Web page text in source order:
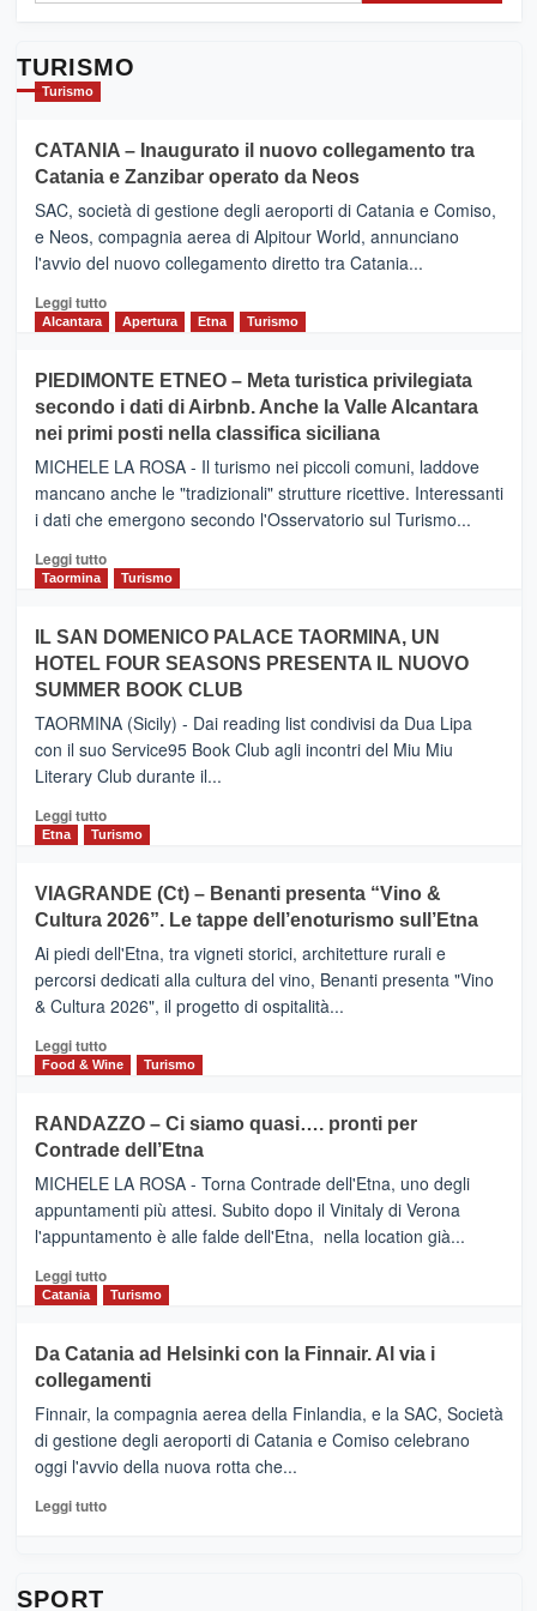
TURISMO
Turismo
CATANIA – Inaugurato il nuovo collegamento tra
Catania e Zanzibar operato da Neos
SAC, società di gestione degli aeroporti di Catania e Comiso,
e Neos, compagnia aerea di Alpitour World, annunciano
l'avvio del nuovo collegamento diretto tra Catania...
Leggi tuttoLeggi
CATANIA
–
Inaugurato
il
nuovo
collegamento
tra
e
Zanzibar
da
Neos
Alcantara Apertura Etna Turismo
PIEDIMONTE ETNEO – Meta turistica privilegiata
secondo i dati di Airbnb. Anche la Valle Alcantara
nei primi posti nella classifica siciliana
MICHELE LA ROSA - Il turismo nei piccoli comuni, laddove
mancano anche le "tradizionali" strutture ricettive. Interessanti
i dati che emergono secondo l'Osservatorio sul Turismo...
Leggi tuttoLeggi
PIEDIMONTE
ETNEO
–
Meta
turistica
privilegiata
secondo
dati
di
Anche
la
Alcantara
nei
primi
nella
classifica
Taormina Turismo
IL SAN DOMENICO PALACE TAORMINA, UN
HOTEL FOUR SEASONS PRESENTA IL NUOVO
SUMMER BOOK CLUB
TAORMINA (Sicily) - Dai reading list condivisi da Dua Lipa
con il suo Service95 Book Club agli incontri del Miu Miu
Literary Club durante il...
Leggi tuttoLeggi
di
IL
SAN
DOMENICO
PALACE
TAORMINA,
UN
HOTEL
FOUR
IL
NUOVO
SUMMER
CLUB
Etna Turismo
VIAGRANDE (Ct) – Benanti presenta “Vino &
Cultura 2026”. Le tappe dell’enoturismo sull’Etna
Ai piedi dell'Etna, tra vigneti storici, architetture rurali e
percorsi dedicati alla cultura del vino, Benanti presenta "Vino
& Cultura 2026", il progetto di ospitalità...
Leggi tuttoLeggi
di
VIAGRANDE
(Ct)
–
Benanti
presenta
“Vino
&
Cultura
tappe
dell’enoturismo
Food & Wine Turismo
RANDAZZO – Ci siamo quasi…. pronti per
Contrade dell’Etna
MICHELE LA ROSA - Torna Contrade dell'Etna, uno degli
appuntamenti più attesi. Subito dopo il Vinitaly di Verona
l'appuntamento è alle falde dell'Etna, nella location già...
Leggi tuttoLeggi
di
RANDAZZO
–
Ci
siamo
quasi….
pronti
per
Catania Turismo
Da Catania ad Helsinki con la Finnair. Al via i
collegamenti
Finnair, la compagnia aerea della Finlandia, e la SAC, Società
di gestione degli aeroporti di Catania e Comiso celebrano
oggi l'avvio della nuova rotta che...
Leggi tuttoLeggi
SPORT